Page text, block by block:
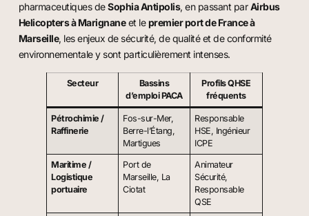
pharmaceutiques deSophia Antipolis, en passant parAirbus
Helicopters à Marignaneet lepremier port de France à
Marseille, les enjeux de sécurité, de qualité et de conformité
environnementale y sont particulièrement intenses.
Secteur
Bassins
d’emploi PACA
Profils QHSE
fréquents
Pétrochimie /
Raffinerie
Fos-sur-Mer,
Berre-l’Étang,
Martigues
Responsable
HSE, Ingénieur
ICPE
Maritime /
Logistique
portuaire
Port de
Marseille, La
Ciotat
Animateur
Sécurité,
Responsable
QSE